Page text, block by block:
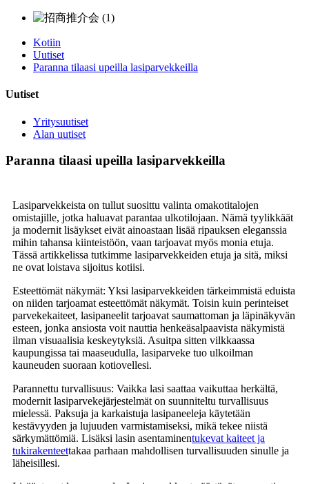
Kotiin
Uutiset
Paranna tilaasi upeilla lasiparvekkeilla
Uutiset
Yritysuutiset
Alan uutiset
Paranna tilaasi upeilla lasiparvekkeilla
Lasiparvekkeista on tullut suosittu valinta omakotitalojen
omistajille, jotka haluavat parantaa ulkotilojaan. Nämä tyylikkäät
ja modernit lisäykset eivät ainoastaan ​​lisää ripauksen eleganssia
mihin tahansa kiinteistöön, vaan tarjoavat myös monia etuja.
Tässä artikkelissa tutkimme lasiparvekkeiden etuja ja sitä, miksi
ne ovat loistava sijoitus kotiisi.
Esteettömät näkymät: Yksi lasiparvekkeiden tärkeimmistä eduista
on niiden tarjoamat esteettömät näkymät. Toisin kuin perinteiset
parvekekaiteet, lasipaneelit tarjoavat saumattoman ja läpinäkyvän
esteen, jonka ansiosta voit nauttia henkeäsalpaavista näkymistä
ilman visuaalisia keskeytyksiä. Asuitpa sitten vilkkaassa
kaupungissa tai maaseudulla, lasiparveke tuo ulkoilman
kauneuden suoraan kotiovellesi.
Parannettu turvallisuus: Vaikka lasi saattaa vaikuttaa herkältä,
modernit lasiparvekejärjestelmät on suunniteltu turvallisuus
mielessä. Paksuja ja karkaistuja lasipaneeleja käytetään
kestävyyden ja lujuuden varmistamiseksi, mikä tekee niistä
särkymättömiä. Lisäksi lasin asentaminentukevat kaiteet ja
tukirakenteettakaa parhaan mahdollisen turvallisuuden sinulle ja
läheisillesi.